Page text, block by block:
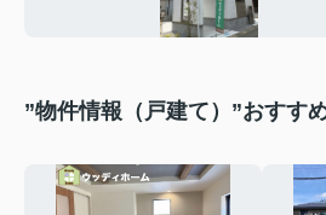
”物件情報（戸建て）”おすす